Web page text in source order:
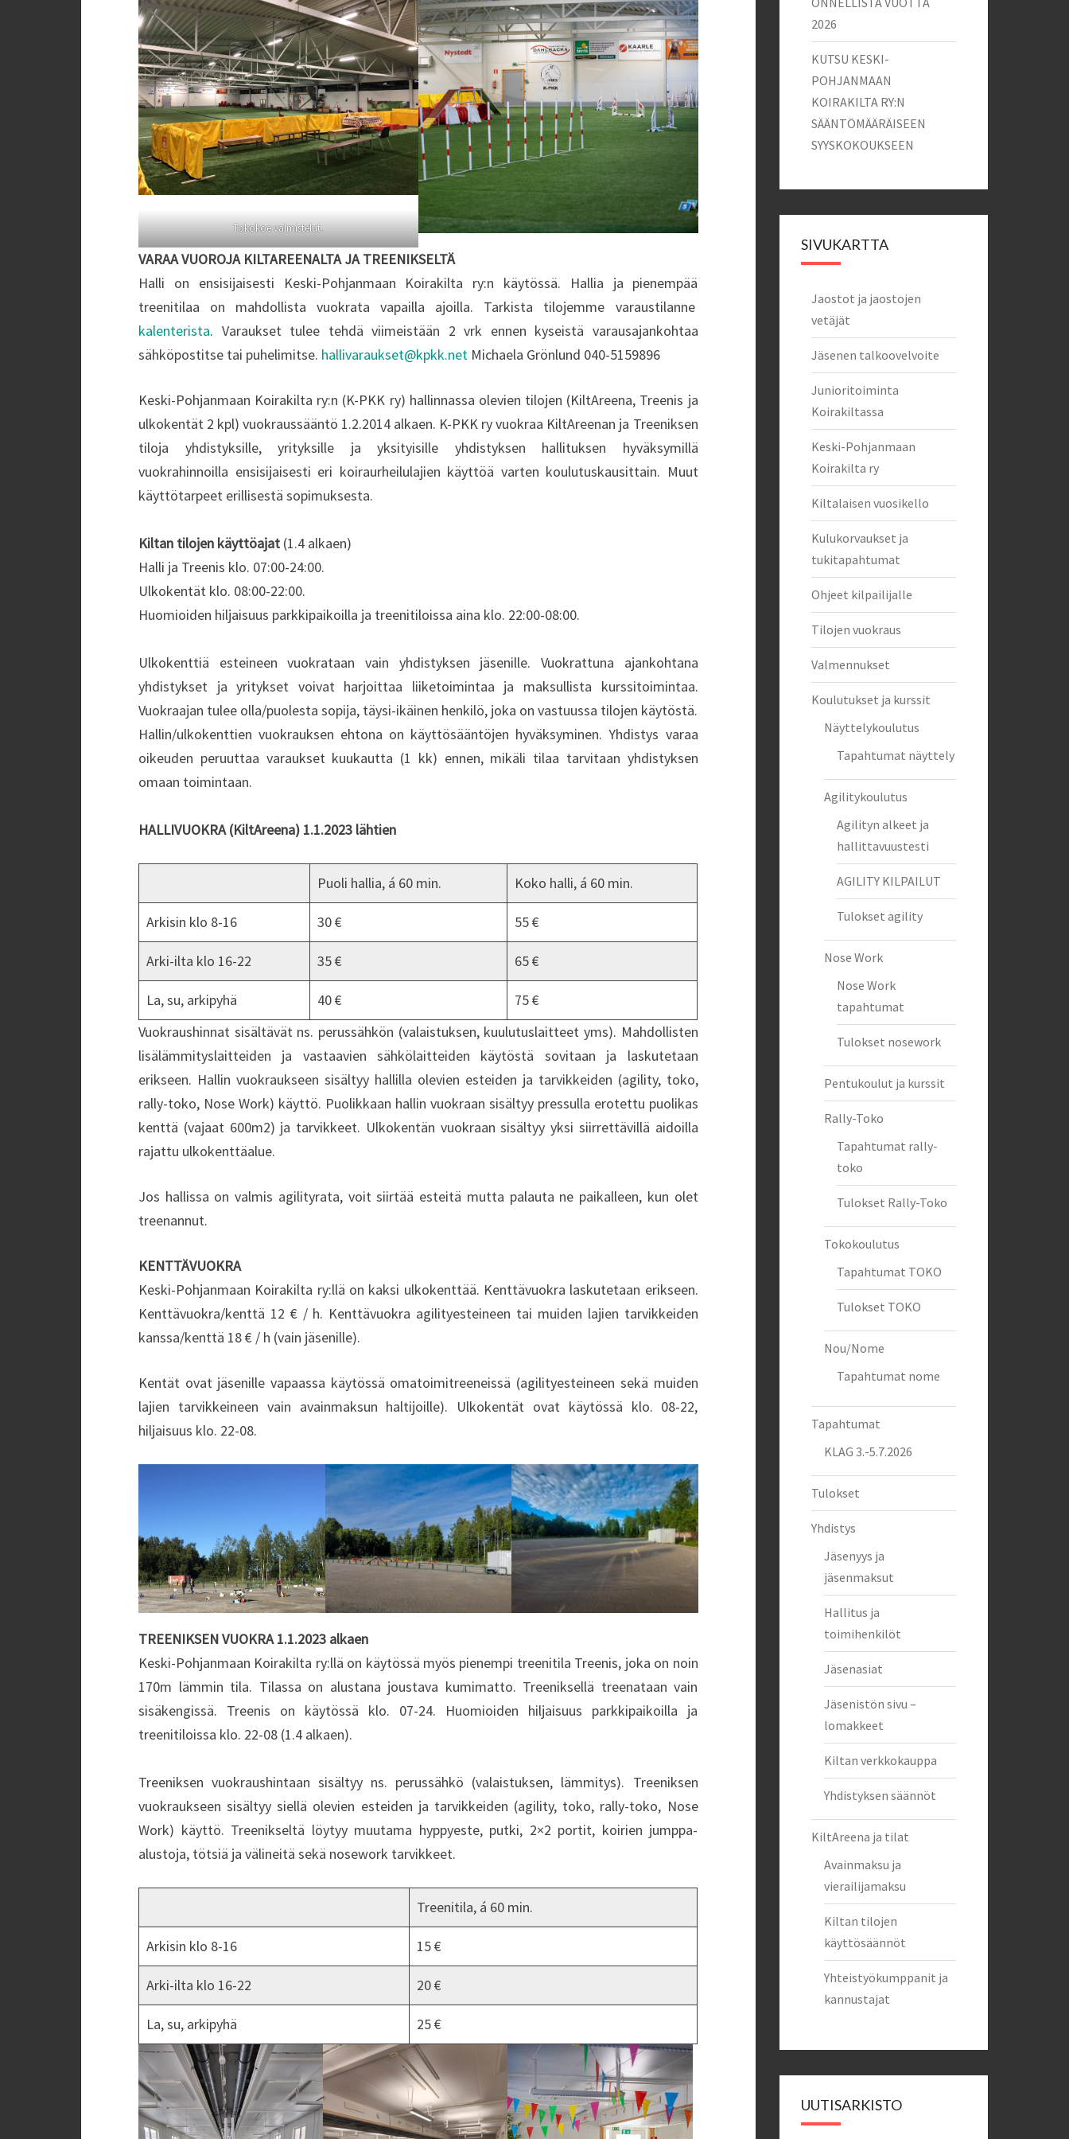
Tokokoe valmistelut.
VARAA VUOROJA KILTAREENALTA JA TREENIKSELTÄ
Halli on ensisijaisesti Keski-Pohjanmaan Koirakilta ry:n käytössä. Hallia ja pienempää
treenitilaa on mahdollista vuokrata vapailla ajoilla. Tarkista tilojemme varaustilanne
kalenterista. Varaukset tulee tehdä viimeistään 2 vrk ennen kyseistä varausajankohtaa
sähköpostitse tai puhelimitse. hallivaraukset@kpkk.net Michaela Grönlund 040-5159896
Keski-Pohjanmaan Koirakilta ry:n (K-PKK ry) hallinnassa olevien tilojen (KiltAreena, Treenis ja
ulkokentät 2 kpl) vuokraussääntö 1.2.2014 alkaen. K-PKK ry vuokraa KiltAreenan ja Treeniksen
tiloja yhdistyksille, yrityksille ja yksityisille yhdistyksen hallituksen hyväksymillä
vuokrahinnoilla ensisijaisesti eri koiraurheilulajien käyttöä varten koulutuskausittain. Muut
käyttötarpeet erillisestä sopimuksesta.
Kiltan tilojen käyttöajat (1.4 alkaen)
Halli ja Treenis klo. 07:00-24:00.
Ulkokentät klo. 08:00-22:00.
Huomioiden hiljaisuus parkkipaikoilla ja treenitiloissa aina klo. 22:00-08:00.
Ulkokenttiä esteineen vuokrataan vain yhdistyksen jäsenille. Vuokrattuna ajankohtana
yhdistykset ja yritykset voivat harjoittaa liiketoimintaa ja maksullista kurssitoimintaa.
Vuokraajan tulee olla/puolesta sopija, täysi-ikäinen henkilö, joka on vastuussa tilojen käytöstä.
Hallin/ulkokenttien vuokrauksen ehtona on käyttösääntöjen hyväksyminen. Yhdistys varaa
oikeuden peruuttaa varaukset kuukautta (1 kk) ennen, mikäli tilaa tarvitaan yhdistyksen
omaan toimintaan.
HALLIVUOKRA (KiltAreena) 1.1.2023 lähtien
Puoli hallia, á 60 min. Koko halli, á 60 min.
Arkisin klo 8-16 30 € 55 €
Arki-ilta klo 16-22 35 € 65 €
La, su, arkipyhä 40 €
75 €
Vuokraushinnat sisältävät ns. perussähkön (valaistuksen, kuulutuslaitteet yms). Mahdollisten
lisälämmityslaitteiden ja vastaavien sähkölaitteiden käytöstä sovitaan ja laskutetaan
erikseen. Hallin vuokraukseen sisältyy hallilla olevien esteiden ja tarvikkeiden (agility, toko,
rally-toko, Nose Work) käyttö. Puolikkaan hallin vuokraan sisältyy pressulla erotettu puolikas
kenttä (vajaat 600m2) ja tarvikkeet. Ulkokentän vuokraan sisältyy yksi siirrettävillä aidoilla
rajattu ulkokenttäalue.
Jos hallissa on valmis agilityrata, voit siirtää esteitä mutta palauta ne paikalleen, kun olet
treenannut.
KENTTÄVUOKRA
Keski-Pohjanmaan Koirakilta ry:llä on kaksi ulkokenttää. Kenttävuokra laskutetaan erikseen.
Kenttävuokra/kenttä 12 € / h. Kenttävuokra agilityesteineen tai muiden lajien tarvikkeiden
kanssa/kenttä 18 € / h (vain jäsenille).
Kentät ovat jäsenille vapaassa käytössä omatoimitreeneissä (agilityesteineen sekä muiden
lajien tarvikkeineen vain avainmaksun haltijoille). Ulkokentät ovat käytössä klo. 08-22,
hiljaisuus klo. 22-08.
TREENIKSEN VUOKRA 1.1.2023 alkaen
Keski-Pohjanmaan Koirakilta ry:llä on käytössä myös pienempi treenitila Treenis, joka on noin
170m lämmin tila. Tilassa on alustana joustava kumimatto. Treeniksellä treenataan vain
sisäkengissä. Treenis on käytössä klo. 07-24. Huomioiden hiljaisuus parkkipaikoilla ja
treenitiloissa klo. 22-08 (1.4 alkaen).
Treeniksen vuokraushintaan sisältyy ns. perussähkö (valaistuksen, lämmitys). Treeniksen
vuokraukseen sisältyy siellä olevien esteiden ja tarvikkeiden (agility, toko, rally-toko, Nose
Work) käyttö. Treenikseltä löytyy muutama hyppyeste, putki, 2×2 portit, koirien jumppa-
alustoja, tötsiä ja välineitä sekä nosework tarvikkeet.
Treenitila, á 60 min.
Arkisin klo 8-16 15 €
Arki-ilta klo 16-22 20 €
La, su, arkipyhä 25 €
2026
KUTSU KESKI-
POHJANMAAN
KOIRAKILTA RY:N
SÄÄNTÖMÄÄRÄISEEN
SYYSKOKOUKSEEN
SIVUKARTTA
Jaostot ja jaostojen
vetäjät
Jäsenen talkoovelvoite
Junioritoiminta
Koirakiltassa
Keski-Pohjanmaan
Koirakilta ry
Kiltalaisen vuosikello
Kulukorvaukset ja
tukitapahtumat
Ohjeet kilpailijalle
Tilojen vuokraus
Valmennukset
Koulutukset ja kurssit
Näyttelykoulutus
Tapahtumat näyttely
Agilitykoulutus
Agilityn alkeet ja
hallittavuustesti
AGILITY KILPAILUT
Tulokset agility
Nose Work
Nose Work
tapahtumat
Tulokset nosework
Pentukoulut ja kurssit
Rally-Toko
Tapahtumat rally-
toko
Tulokset Rally-Toko
Tokokoulutus
Tapahtumat TOKO
Tulokset TOKO
Nou/Nome
Tapahtumat nome
Tapahtumat
KLAG 3.-5.7.2026
Tulokset
Yhdistys
Jäsenyys ja
jäsenmaksut
Hallitus ja
toimihenkilöt
Jäsenasiat
Jäsenistön sivu –
lomakkeet
Kiltan verkkokauppa
Yhdistyksen säännöt
KiltAreena ja tilat
Avainmaksu ja
vierailijamaksu
Kiltan tilojen
käyttösäännöt
Yhteistyökumppanit ja
kannustajat
UUTISARKISTO